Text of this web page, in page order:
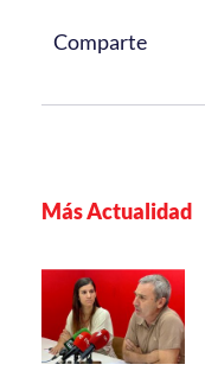
Comparte
Más Actualidad